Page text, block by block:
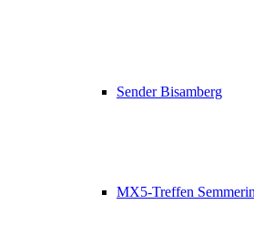
Sender Bisamberg
MX5-Treffen